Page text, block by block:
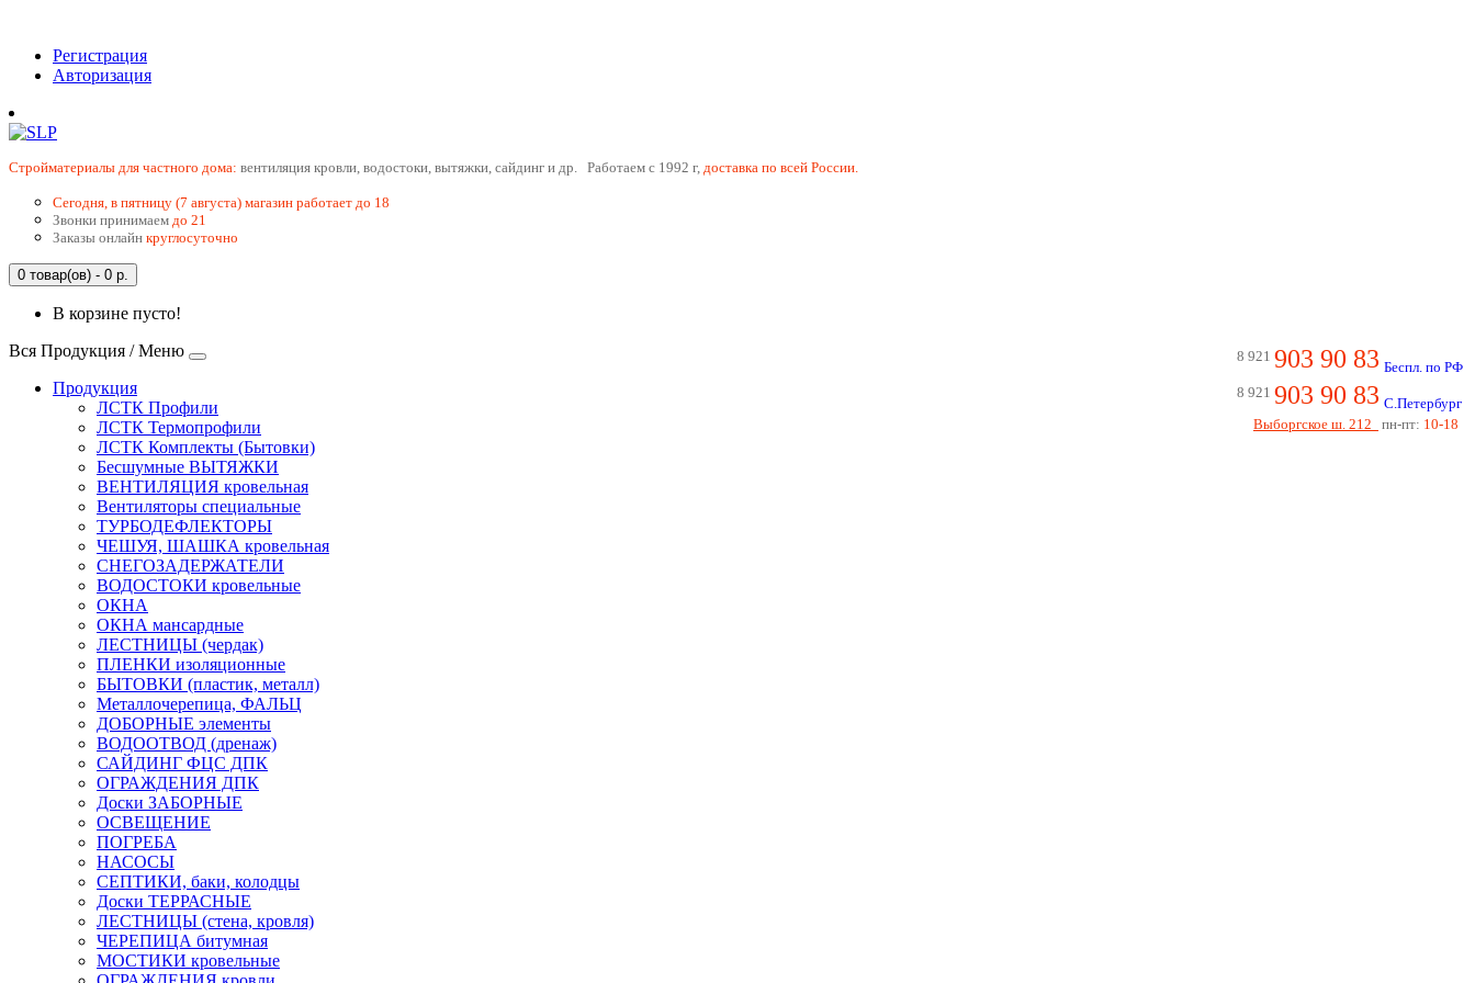
Регистрация
Авторизация
Cтройматериалы для частного дома: вентиляция кровли, водостоки, вытяжки, сайдинг и др. Работаем с 1992 г, доставка по всей России.
Сегодня, в пятницу (7 августа) магазин работает до 18
Звонки принимаем до 21
Заказы онлайн круглосуточно
0 товар(ов) - 0 р.
В корзине пусто!
8 921 903 90 83 Беспл. по РФ
8 921 903 90 83 С.Петербург
Выборгское ш. 212
пн-пт: 10-18
Вся Продукция / Меню
Продукция
ЛСТК Профили
ЛСТК Термопрофили
ЛСТК Комплекты (Бытовки)
Бесшумные ВЫТЯЖКИ
ВЕНТИЛЯЦИЯ кровельная
Вентиляторы специальные
ТУРБОДЕФЛЕКТОРЫ
ЧЕШУЯ, ШАШКА кровельная
СНЕГОЗАДЕРЖАТЕЛИ
ВОДОСТОКИ кровельные
ОКНА
ОКНА мансардные
ЛЕСТНИЦЫ (чердак)
ПЛЕНКИ изоляционные
БЫТОВКИ (пластик, металл)
Металлочерепица, ФАЛЬЦ
ДОБОРНЫЕ элементы
ВОДООТВОД (дренаж)
САЙДИНГ ФЦС ДПК
ОГРАЖДЕНИЯ ДПК
Доски ЗАБОРНЫЕ
ОСВЕЩЕНИЕ
ПОГРЕБА
НАСОСЫ
СЕПТИКИ, баки, колодцы
Доски ТЕРРАСНЫЕ
ЛЕСТНИЦЫ (стена, кровля)
ЧЕРЕПИЦА битумная
МОСТИКИ кровельные